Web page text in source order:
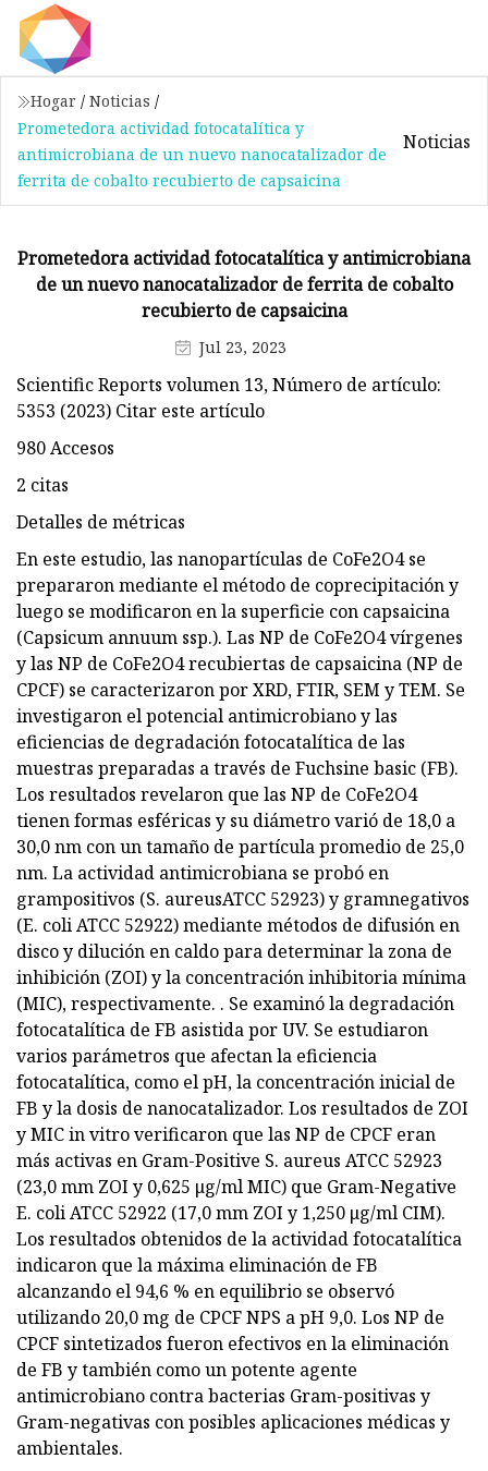
Hogar / Noticias /
Prometedora actividad fotocatalítica y
antimicrobiana de un nuevo nanocatalizador de
ferrita de cobalto recubierto de capsaicina
Noticias
Prometedora actividad fotocatalítica y antimicrobiana
de un nuevo nanocatalizador de ferrita de cobalto
recubierto de capsaicina
Jul 23, 2023
Scientific Reports volumen 13, Número de artículo:
5353 (2023) Citar este artículo
980 Accesos
2 citas
Detalles de métricas
En este estudio, las nanopartículas de CoFe2O4 se
prepararon mediante el método de coprecipitación y
luego se modificaron en la superficie con capsaicina
(Capsicum annuum ssp.). Las NP de CoFe2O4 vírgenes
y las NP de CoFe2O4 recubiertas de capsaicina (NP de
CPCF) se caracterizaron por XRD, FTIR, SEM y TEM. Se
investigaron el potencial antimicrobiano y las
eficiencias de degradación fotocatalítica de las
muestras preparadas a través de Fuchsine basic (FB).
Los resultados revelaron que las NP de CoFe2O4
tienen formas esféricas y su diámetro varió de 18,0 a
30,0 nm con un tamaño de partícula promedio de 25,0
nm. La actividad antimicrobiana se probó en
grampositivos (S. aureusATCC 52923) y gramnegativos
(E. coli ATCC 52922) mediante métodos de difusión en
disco y dilución en caldo para determinar la zona de
inhibición (ZOI) y la concentración inhibitoria mínima
(MIC), respectivamente. . Se examinó la degradación
fotocatalítica de FB asistida por UV. Se estudiaron
varios parámetros que afectan la eficiencia
fotocatalítica, como el pH, la concentración inicial de
FB y la dosis de nanocatalizador. Los resultados de ZOI
y MIC in vitro verificaron que las NP de CPCF eran
más activas en Gram-Positive S. aureus ATCC 52923
(23,0 mm ZOI y 0,625 μg/ml MIC) que Gram-Negative
E. coli ATCC 52922 (17,0 mm ZOI y 1,250 μg/ml CIM).
Los resultados obtenidos de la actividad fotocatalítica
indicaron que la máxima eliminación de FB
alcanzando el 94,6 % en equilibrio se observó
utilizando 20,0 mg de CPCF NPS a pH 9,0. Los NP de
CPCF sintetizados fueron efectivos en la eliminación
de FB y también como un potente agente
antimicrobiano contra bacterias Gram-positivas y
Gram-negativas con posibles aplicaciones médicas y
ambientales.